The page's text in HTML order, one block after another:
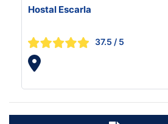
Hostal Escarla
37.5 / 5